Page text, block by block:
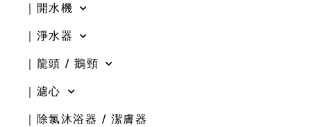
｜開水機
｜淨水器
｜龍頭 / 鵝頸
｜濾心
｜除氯沐浴器 / 潔膚器